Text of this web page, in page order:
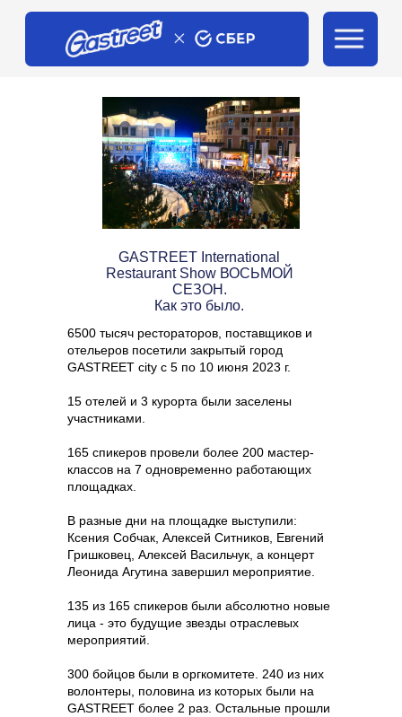
/ Почитать
GASTREET International
Restaurant Show ВОСЬМОЙ
СЕЗОН.
Как это было.
6500 тысяч рестораторов, поставщиков и
отельеров посетили закрытый город
GASTREET city с 5 по 10 июня 2023 г.
15 отелей и 3 курорта были заселены
участниками.
165 спикеров провели более 200 мастер-
классов на 7 одновременно работающих
площадках.
В разные дни на площадке выступили:
Ксения Собчак, Алексей Ситников, Евгений
Гришковец, Алексей Васильчук, а концерт
Леонида Агутина завершил мероприятие.
135 из 165 спикеров были абсолютно новые
лица - это будущие звезды отраслевых
мероприятий.
300 бойцов были в оргкомитете. 240 из них
волонтеры, половина из которых были на
GASTREET более 2 раз. Остальные прошли